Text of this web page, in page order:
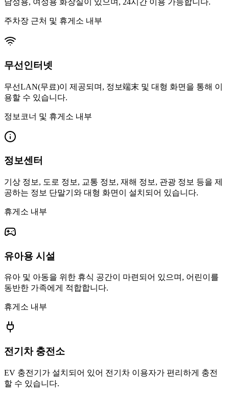
남성용, 여성용 화장실이 있으며, 24시간 이용 가능합니다.
주차장 근처 및 휴게소 내부
무선인터넷
무선LAN(무료)이 제공되며, 정보端末 및 대형 화면을 통해 이
용할 수 있습니다.
정보코너 및 휴게소 내부
정보센터
기상 정보, 도로 정보, 교통 정보, 재해 정보, 관광 정보 등을 제
공하는 정보 단말기와 대형 화면이 설치되어 있습니다.
휴게소 내부
유아용 시설
유아 및 아동을 위한 휴식 공간이 마련되어 있으며, 어린이를
동반한 가족에게 적합합니다.
휴게소 내부
전기차 충전소
EV 충전기가 설치되어 있어 전기차 이용자가 편리하게 충전
할 수 있습니다.